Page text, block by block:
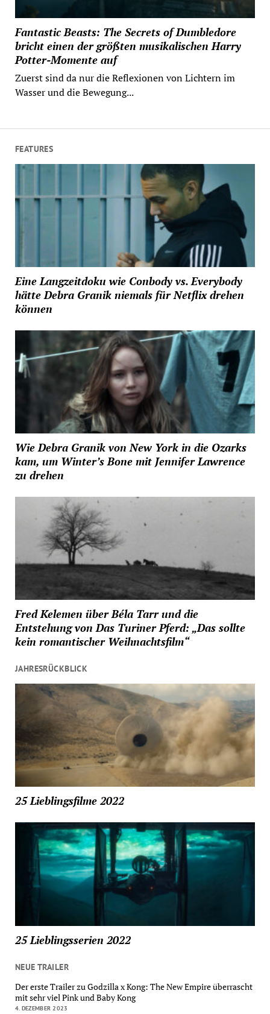
Fantastic Beasts: The Secrets of Dumbledore
bricht einen der größten musikalischen Harry
Potter-Momente auf
Zuerst sind da nur die Reflexionen von Lichtern im
Wasser und die Bewegung...
FEATURES
Eine Langzeitdoku wie Conbody vs. Everybody
hätte Debra Granik niemals für Netflix drehen
können
Wie Debra Granik von New York in die Ozarks
kam, um Winter’s Bone mit Jennifer Lawrence
zu drehen
Fred Kelemen über Béla Tarr und die
Entstehung von Das Turiner Pferd: „Das sollte
kein romantischer Weihnachtsfilm“
JAHRESRÜCKBLICK
25 Lieblingsfilme 2022
25 Lieblingsserien 2022
NEUE TRAILER
Der erste Trailer zu Godzilla x Kong: The New Empire überrascht
mit sehr viel Pink und Baby Kong
4. DEZEMBER 2023